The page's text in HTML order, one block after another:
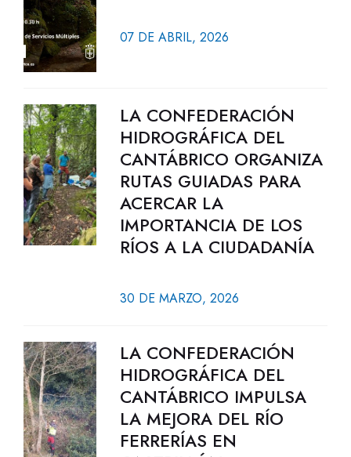
07 DE ABRIL, 2026
LA CONFEDERACIÓN
HIDROGRÁFICA DEL
CANTÁBRICO ORGANIZA
RUTAS GUIADAS PARA
ACERCAR LA
IMPORTANCIA DE LOS
RÍOS A LA CIUDADANÍA
30 DE MARZO, 2026
LA CONFEDERACIÓN
HIDROGRÁFICA DEL
CANTÁBRICO IMPULSA
LA MEJORA DEL RÍO
FERRERÍAS EN